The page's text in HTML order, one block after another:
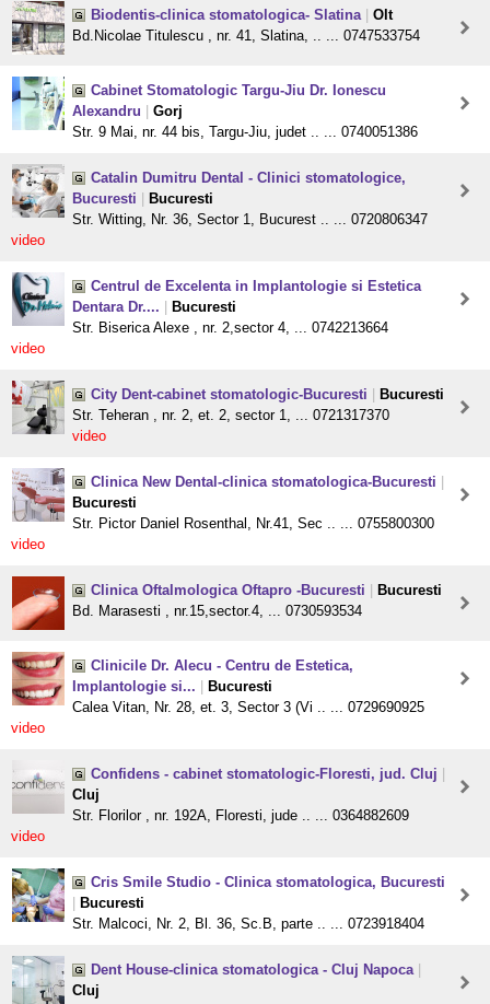
Biodentis-clinica stomatologica- Slatina
Olt
Bd.Nicolae Titulescu , nr. 41, Slatina, .. ... 0747533754
Cabinet Stomatologic Targu-Jiu Dr. Ionescu
Alexandru
Gorj
Str. 9 Mai, nr. 44 bis, Targu-Jiu, judet .. ... 0740051386
Catalin Dumitru Dental - Clinici stomatologice,
Bucuresti
Bucuresti
Str. Witting, Nr. 36, Sector 1, Bucurest .. ... 0720806347
video
Centrul de Excelenta in Implantologie si Estetica
Dentara Dr....
Bucuresti
Str. Biserica Alexe , nr. 2,sector 4, ... 0742213664
video
City Dent-cabinet stomatologic-Bucuresti
Bucuresti
Str. Teheran , nr. 2, et. 2, sector 1, ... 0721317370
video
Clinica New Dental-clinica stomatologica-Bucuresti
Bucuresti
Str. Pictor Daniel Rosenthal, Nr.41, Sec .. ... 0755800300
video
Clinica Oftalmologica Oftapro -Bucuresti
Bucuresti
Bd. Marasesti , nr.15,sector.4, ... 0730593534
Clinicile Dr. Alecu - Centru de Estetica,
Implantologie si...
Bucuresti
Calea Vitan, Nr. 28, et. 3, Sector 3 (Vi .. ... 0729690925
video
Confidens - cabinet stomatologic-Floresti, jud. Cluj
Cluj
Str. Florilor , nr. 192A, Floresti, jude .. ... 0364882609
video
Cris Smile Studio - Clinica stomatologica, Bucuresti
Bucuresti
Str. Malcoci, Nr. 2, Bl. 36, Sc.B, parte .. ... 0723918404
Dent House-clinica stomatologica - Cluj Napoca
Cluj